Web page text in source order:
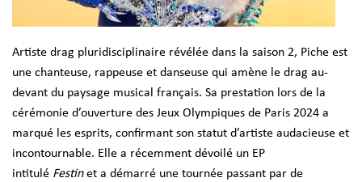
Artiste drag pluridisciplinaire révélée dans la saison 2, Piche est
une chanteuse, rappeuse et danseuse qui amène le drag au-
devant du paysage musical français. Sa prestation lors de la
cérémonie d’ouverture des Jeux Olympiques de Paris 2024 a
marqué les esprits, confirmant son statut d’artiste audacieuse et
incontournable. Elle a récemment dévoilé un EP
intitulé Festinet a démarré une tournée passant par de